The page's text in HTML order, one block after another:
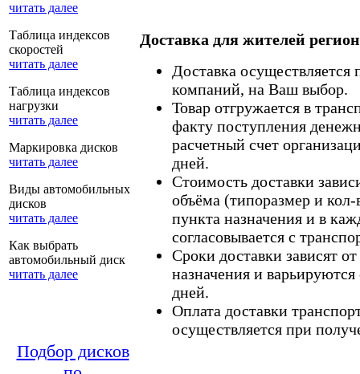
читать далее
Таблица индексов
скоростей
читать далее
Таблица индексов
нагрузки
читать далее
Маркировка дисков
читать далее
Виды автомобильных
дисков
читать далее
Как выбрать
автомобильный диск
читать далее
Подбор дисков
Доставка для жителей
Доставка
компаний, на Ваш выбор.
Товар отгружается в
факту поступления
расчетный счет
дней.
Стоимость доставки
объёма (типоразмер и кол-
пункта назначения и в
согласовывается с
Сроки доставки зависят
назначения и
дней.
Оплата доставки
осуществляется при